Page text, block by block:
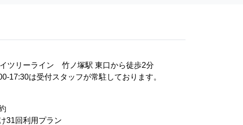
ツリーライン 竹ノ塚駅 東口から徒歩2分
17:30は受付スタッフが常駐しております。
31回利用プラン